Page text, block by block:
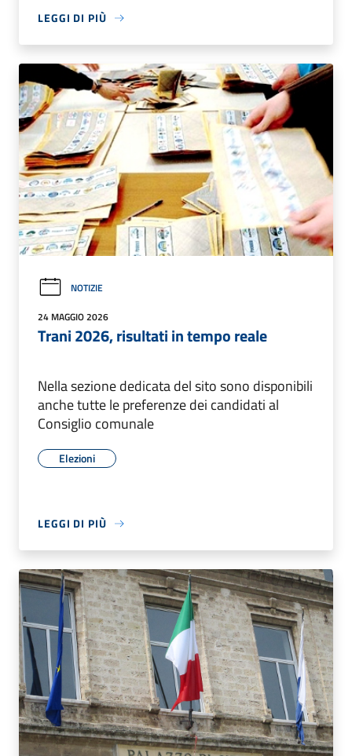
LEGGI DI PIÙ
NOTIZIE
24 MAGGIO 2026
Trani 2026, risultati in tempo reale
Nella sezione dedicata del sito sono disponibili
anche tutte le preferenze dei candidati al
Consiglio comunale
Elezioni
LEGGI DI PIÙ